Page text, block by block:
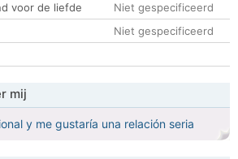
voor de liefde
Niet gespecificeerd
Niet gespecificeerd
mij
y me gustaría una relación seria